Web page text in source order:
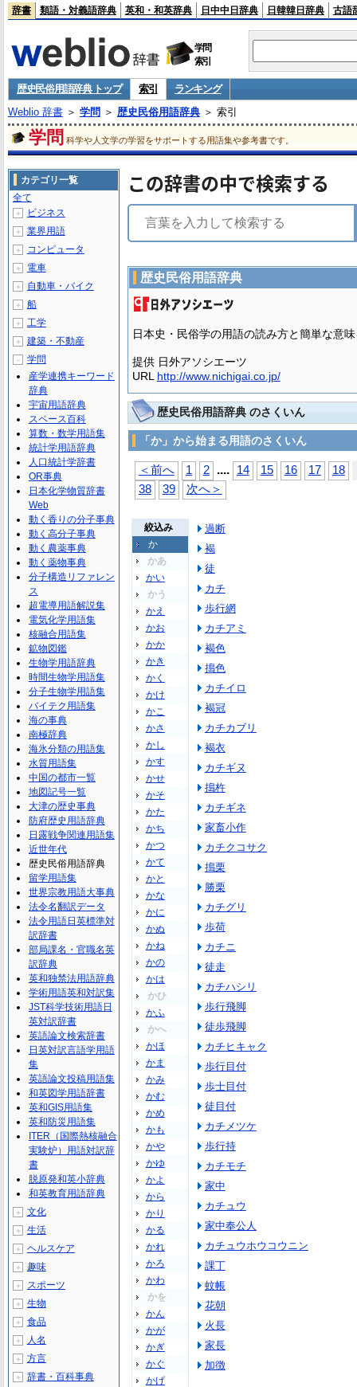
辞書 類語・対義語辞典 英和・和英辞典 日中中日辞典 日韓韓日辞典 古語
学問
索引
歴史民俗用語辞典 トップ 索引
ランキング
Weblio 辞書＞ 学問 ＞ 歴史民俗用語辞典＞ 索引
学問 科学や人文学の学習をサポートする用語集や参考書です。
この辞書の中で検索する
歴史民俗用語辞典
日本史・民俗学の用語の読み方と簡単な意
提供 日外アソシエーツ
URL http://www.nichigai.co.jp/
歴史民俗用語辞典 のさくいん
「か」から始まる用語のさくいん
＜前へ 1 2 .... 14 15 16 17 18
38
39 次へ＞
絞込み
か
かあ
かい
かう
かえ
かお
かか
かき
かく
かけ
かこ
かさ
かし
かす
かせ
かそ
かた
かち
かつ
かて
かと
かな
かに
かぬ
かね
かの
かは
かひ
かふ
かへ
かほ
かま
かみ
かむ
かめ
かも
かや
かゆ
かよ
から
かり
かる
かれ
かろ
かわ
かを
かん
かが
かぎ
かぐ
かげ
過断
褐
徒
カチ
歩行網
カチアミ
褐色
搗色
カチイロ
褐冠
カチカブリ
褐衣
カチギヌ
搗杵
カチギネ
家畜小作
カチクコサク
搗栗
勝栗
カチグリ
歩荷
カチニ
徒走
カチハシリ
歩行飛脚
徒歩飛脚
カチヒキャク
歩行目付
歩士目付
徒目付
カチメツケ
歩行持
カチモチ
家中
カチュウ
家中奉公人
カチュウホウコウニン
課丁
蚊帳
花朝
火長
家長
加徴
カテゴリ一覧
全て
＋ ビジネス
＋ 業界用語
＋ コンピュータ
＋ 電車
＋ 自動車・バイク
＋ 船
＋ 工学
＋ 建築・不動産
－
学問
産学連携キーワード
辞典
宇宙用語辞典
スペース百科
算数・数学用語集
統計学用語辞典
人口統計学辞書
OR事典
日本化学物質辞書
Web
動く香りの分子事典
動く高分子事典
動く農薬事典
動く薬物事典
分子構造リファレン
ス
超電導用語解説集
電気化学用語集
核融合用語集
鉱物図鑑
生物学用語辞典
時間生物学用語集
分子生物学用語集
バイテク用語集
海の事典
南極辞典
海氷分類の用語集
水質用語集
中国の都市一覧
地図記号一覧
大津の歴史事典
防府歴史用語辞典
日露戦争関連用語集
近世年代
歴史民俗用語辞典
留学用語集
世界宗教用語大事典
法令名翻訳データ
法令用語日英標準対
訳辞書
部局課名・官職名英
訳辞典
英和独禁法用語辞典
学術用語英和対訳集
JST科学技術用語日
英対訳辞書
英語論文検索辞書
日英対訳言語学用語
集
英語論文投稿用語集
和英図学用語辞書
英和GIS用語集
英和防災用語集
ITER（国際熱核融合
実験炉）用語対訳辞
書
脱原発和英小辞典
和英教育用語辞典
＋ 文化
＋ 生活
＋ ヘルスケア
＋ 趣味
＋ スポーツ
＋ 生物
＋ 食品
＋ 人名
＋ 方言
＋ 辞書・百科事典